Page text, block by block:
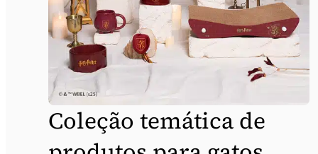
Coleção temática de